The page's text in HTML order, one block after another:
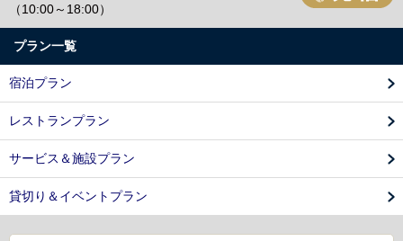
（10:00～18:00）
プラン一覧
宿泊プラン
レストランプラン
サービス＆施設プラン
貸切り＆イベントプラン